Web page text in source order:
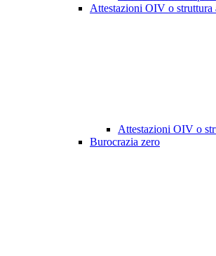
Attestazioni OIV o struttura
Attestazioni OIV o
Burocrazia zero